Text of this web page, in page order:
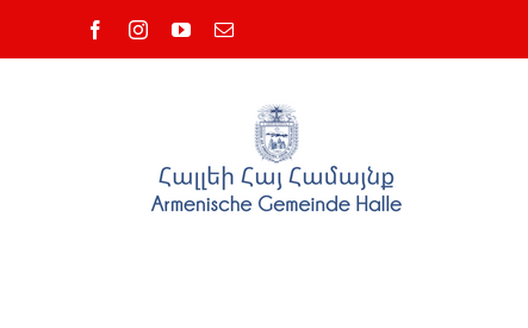
FacebookInstagramYouTubeEmail